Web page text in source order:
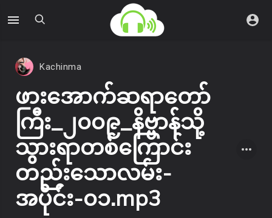
Kachinma
ဖားအောက်ဆရာတော်
ကြီး_၂၀၀၉_နိဗ္ဗာန်သို့
သွားရာတစ်ကြောင်း
တည်းသောလမ်း-
အပိုင်း-၀၁.mp3